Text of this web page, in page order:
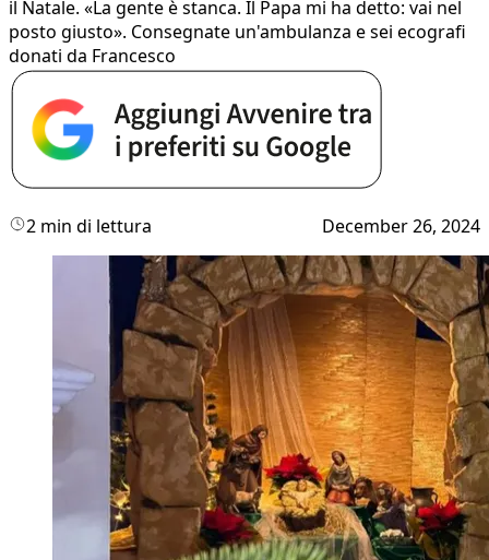
il Natale. «La gente è stanca. Il Papa mi ha detto: vai nel
posto giusto». Consegnate un'ambulanza e sei ecografi
donati da Francesco
2 min di lettura December 26, 2024